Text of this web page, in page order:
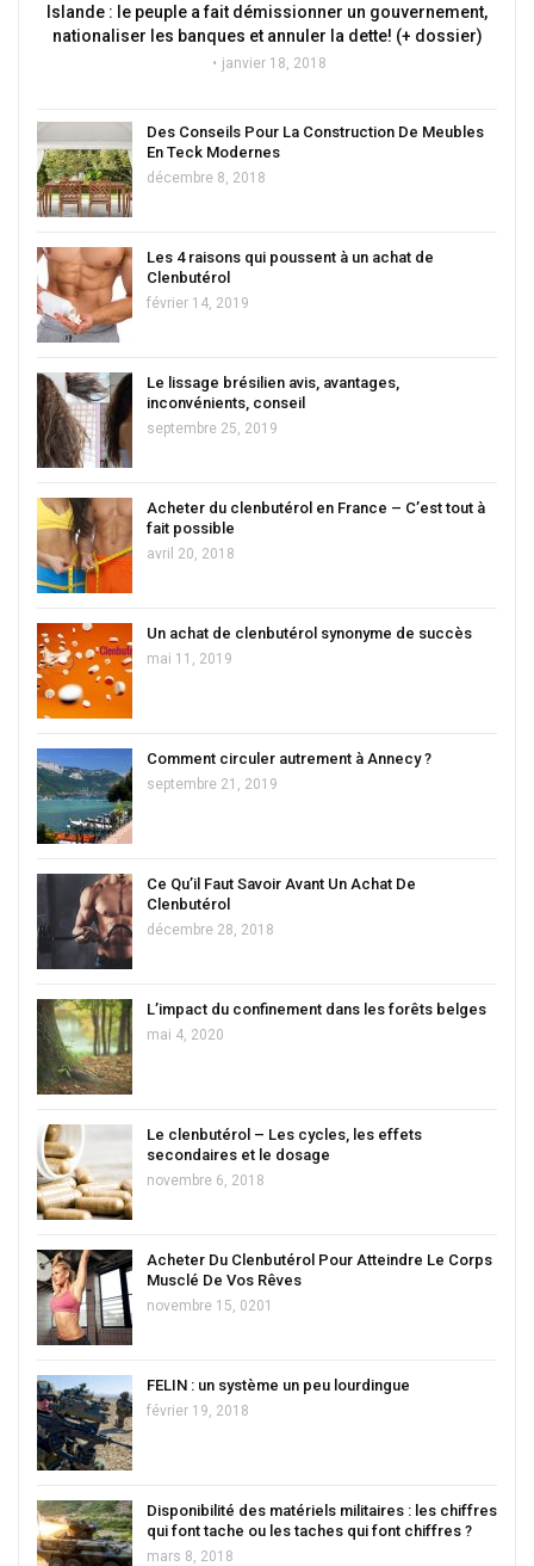
Islande : le peuple a fait démissionner un gouvernement,
nationaliser les banques et annuler la dette! (+ dossier)
janvier 18, 2018
Des Conseils Pour La Construction De Meubles
En Teck Modernes
décembre 8, 2018
Les 4 raisons qui poussent à un achat de
Clenbutérol
février 14, 2019
Le lissage brésilien avis, avantages,
inconvénients, conseil
septembre 25, 2019
Acheter du clenbutérol en France – C’est tout à
fait possible
avril 20, 2018
Un achat de clenbutérol synonyme de succès
mai 11, 2019
Comment circuler autrement à Annecy ?
septembre 21, 2019
Ce Qu’il Faut Savoir Avant Un Achat De
Clenbutérol
décembre 28, 2018
L’impact du confinement dans les forêts belges
mai 4, 2020
Le clenbutérol – Les cycles, les effets
secondaires et le dosage
novembre 6, 2018
Acheter Du Clenbutérol Pour Atteindre Le Corps
Musclé De Vos Rêves
novembre 15, 0201
FELIN : un système un peu lourdingue
février 19, 2018
Disponibilité des matériels militaires : les chiffres
qui font tache ou les taches qui font chiffres ?
mars 8, 2018